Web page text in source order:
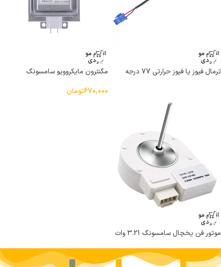
اتمام مو
جودی
ترمال فیوز یا فیوز حرارتی 77 درجه
اتمام مو
جودی
مگنترون مایکروویو سامسونگ
670,000تومان
اتمام مو
جودی
موتور فن یخچال سامسونگ 3.21 وات